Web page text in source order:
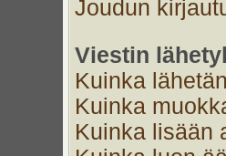
Joudun
Viestin
Kuinka
Kuinka
Kuinka lisään